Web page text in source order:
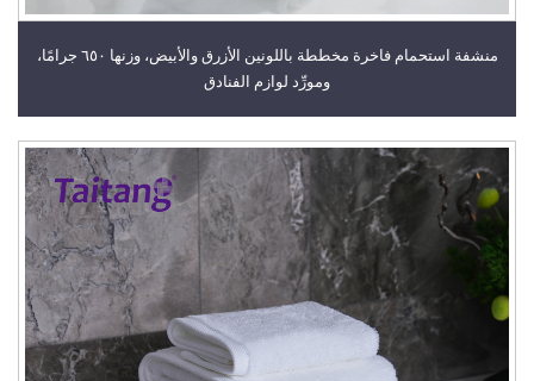
منشفة استحمام فاخرة مخططة باللونين الأزرق والأبيض، وزنها ٦٥٠ جرامًا،
ومورِّد لوازم الفنادق